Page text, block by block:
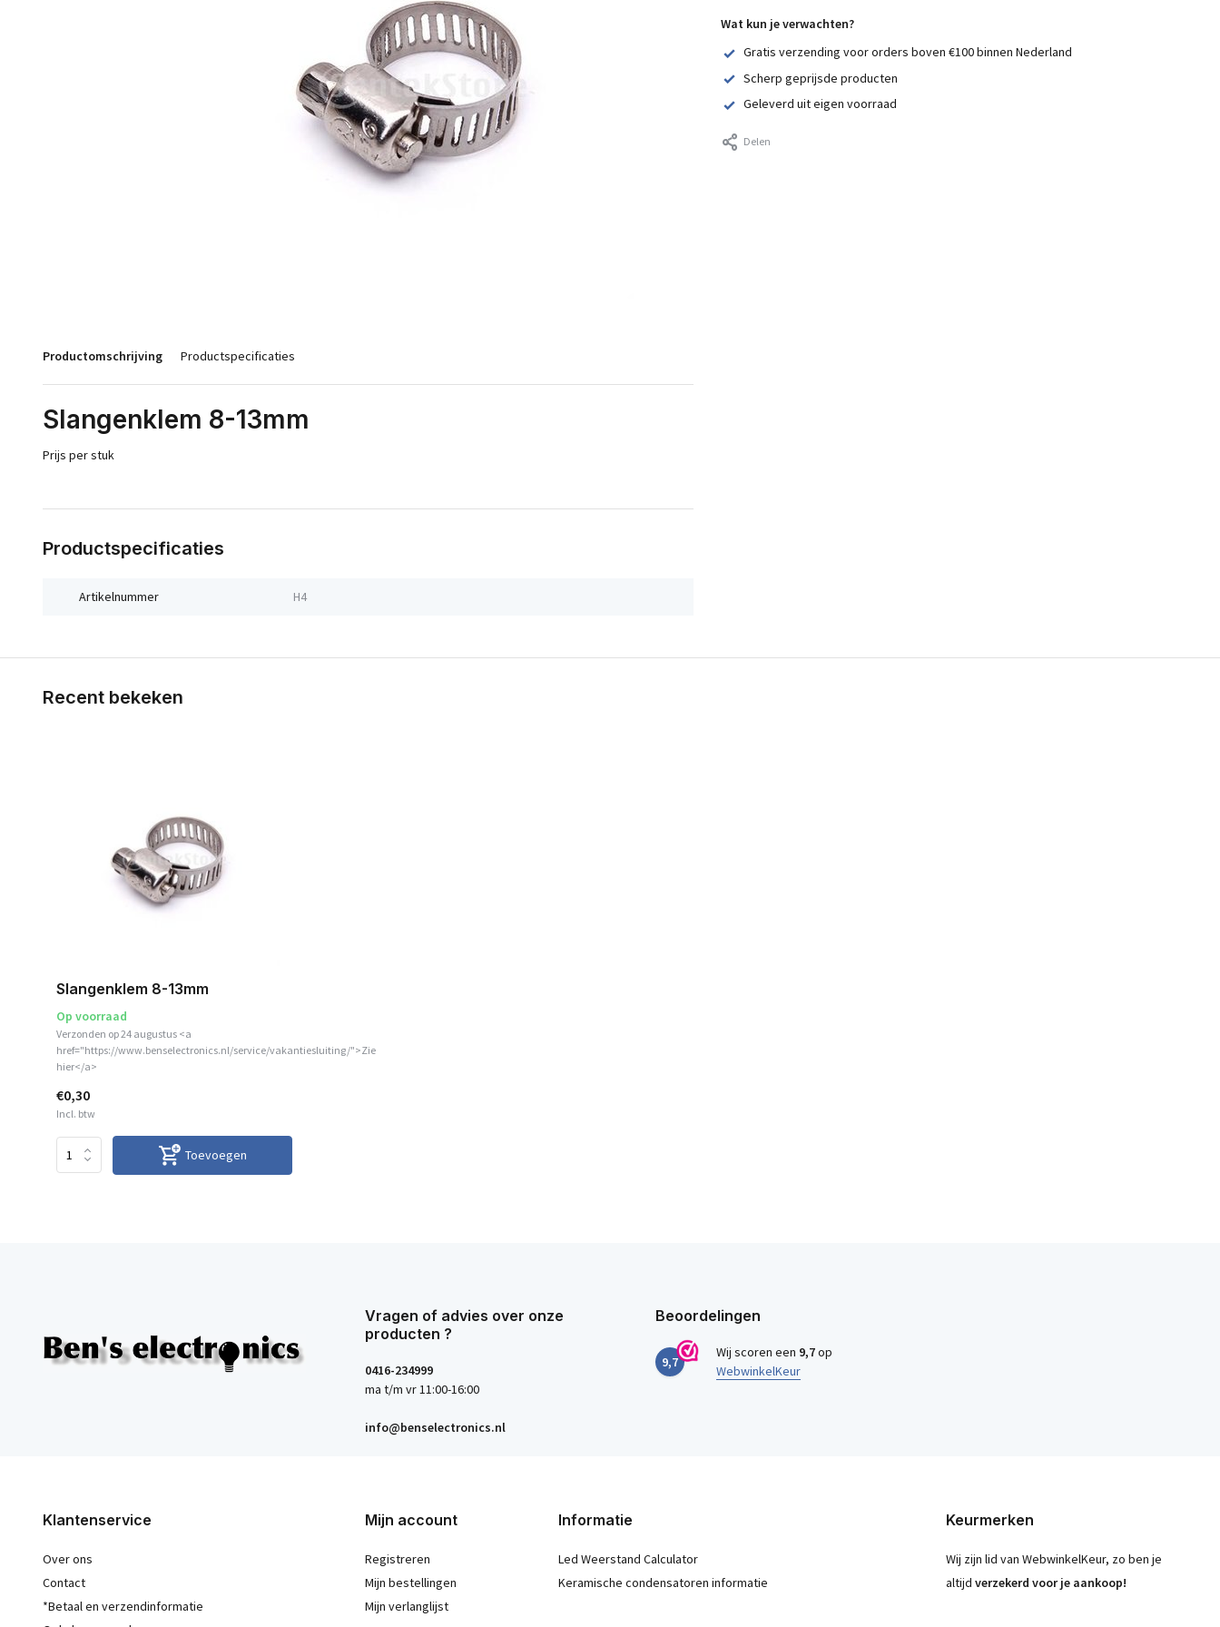
Productomschrijving Productspecificaties
Slangenklem 8-13mm
Prijs per stuk
Productspecificaties
Artikelnummer H4
Wat kun je verwachten?
Gratis verzending voor orders boven €100 binnen Nederland
Scherp geprijsde producten
Geleverd uit eigen voorraad
Delen
Recent bekeken
Slangenklem 8-13mm
Op voorraad
Verzonden op 24 augustus <a
href="https://www.benselectronics.nl/service/vakantiesluiting/">Zie
hier</a>
€0,30
Incl. btw
Toevoegen
Vragen of advies over onze
producten ?
0416-234999
ma t/m vr 11:00-16:00
info@benselectronics.nl
Beoordelingen
9,7
Wij scoren een 9,7op
WebwinkelKeur
Klantenservice
Over ons
Contact
*Betaal en verzendinformatie
Mijn account
Registreren
Mijn bestellingen
Mijn verlanglijst
Informatie
Led Weerstand Calculator
Keramische condensatoren informatie
Keurmerken
Wij zijn lid van WebwinkelKeur, zo ben je
altijd verzekerd voor je aankoop!